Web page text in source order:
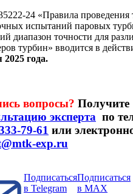
24 «Правила проведения
испытаний паровых
диапазон точности для
турбин» вводится в
2025 года.
вопросы? Получите
эксперта по
79-61 или
exp.ru
Подписаться
в Telegram
Подписаться
в MAX